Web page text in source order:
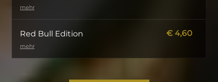
mehr
Red Bull Edition € 4,60
mehr